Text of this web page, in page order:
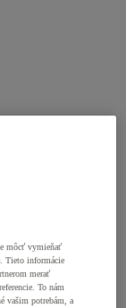
môcť vymieňať
Tieto informácie
merať
To nám
vašim potrebám, a